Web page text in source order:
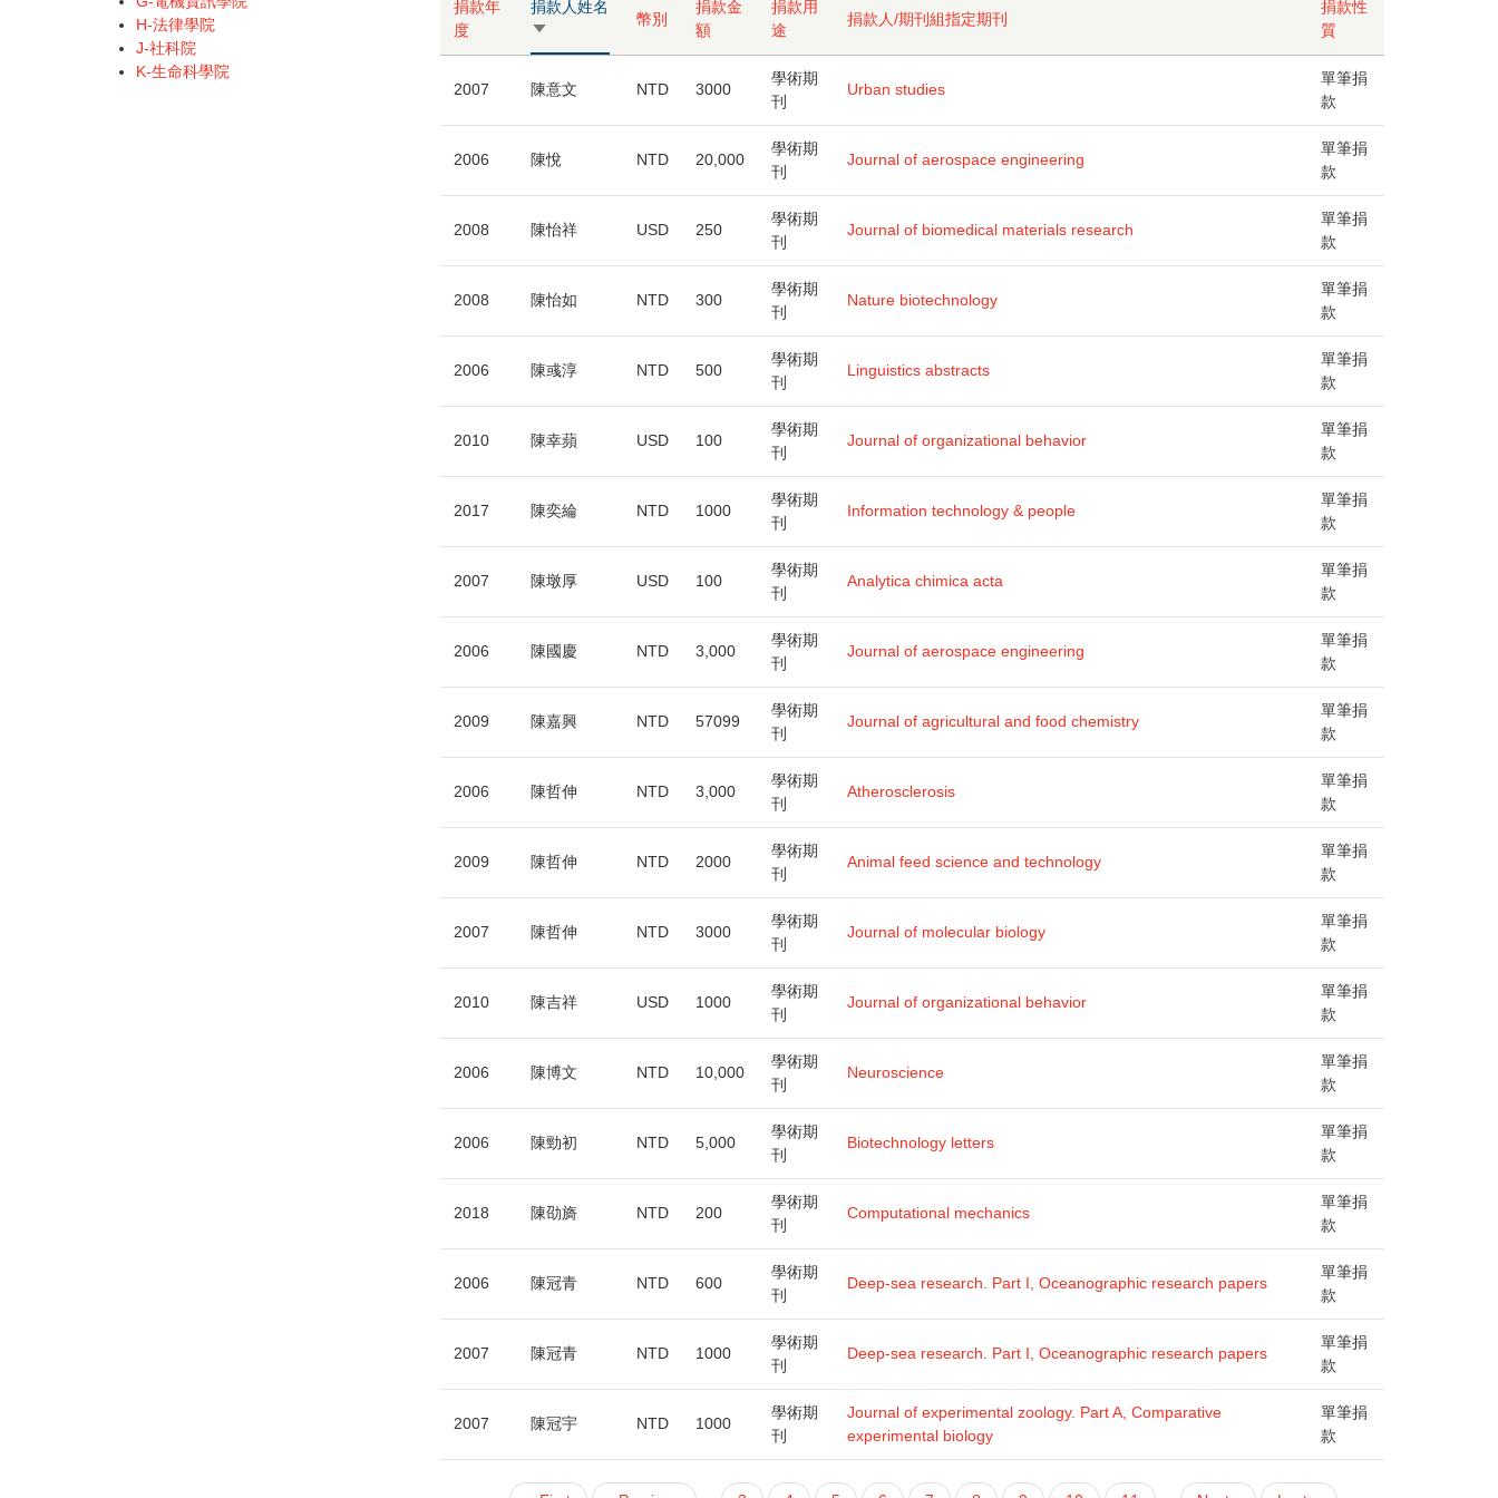
H-法律學院
J-社科院
K-生命科學院
捐款年
度
捐款人姓名
由
小
到
大
幣別
捐款金
額
捐款用
途
捐款人/期刊組指定期刊
捐款性
質
2007 陳意文 NTD 3000
學術期
刊
Urban studies
單筆捐
款
2006 陳悅 NTD 20,000
學術期
刊
Journal of aerospace engineering
單筆捐
款
2008 陳怡祥 USD 250
學術期
刊
Journal of biomedical materials research
單筆捐
款
2008 陳怡如 NTD 300
學術期
刊
Nature biotechnology
單筆捐
款
2006 陳彧淳 NTD 500
學術期
刊
Linguistics abstracts
單筆捐
款
2010 陳幸蘋 USD 100
學術期
刊
Journal of organizational behavior
單筆捐
款
2017 陳奕綸 NTD 1000
學術期
刊
Information technology & people
單筆捐
款
2007 陳墩厚 USD 100
學術期
刊
Analytica chimica acta
單筆捐
款
2006 陳國慶 NTD 3,000
學術期
刊
Journal of aerospace engineering
單筆捐
款
2009 陳嘉興 NTD 57099
學術期
刊
Journal of agricultural and food chemistry
單筆捐
款
2006 陳哲伸 NTD 3,000
學術期
刊
Atherosclerosis
單筆捐
款
2009 陳哲伸 NTD 2000
學術期
刊
Animal feed science and technology
單筆捐
款
2007 陳哲伸 NTD 3000
學術期
刊
Journal of molecular biology
單筆捐
款
2010 陳吉祥 USD 1000
學術期
刊
Journal of organizational behavior
單筆捐
款
2006 陳博文 NTD 10,000
學術期
刊
Neuroscience
單筆捐
款
2006 陳勁初 NTD 5,000
學術期
刊
Biotechnology letters
單筆捐
款
2018 陳劭旖 NTD 200
學術期
刊
Computational mechanics
單筆捐
款
2006 陳冠青 NTD 600
學術期
刊
Deep-sea research. Part I, Oceanographic research papers
單筆捐
款
2007 陳冠青 NTD 1000
學術期
刊
Deep-sea research. Part I, Oceanographic research papers
單筆捐
款
2007 陳冠宇 NTD 1000
學術期
刊
Journal of experimental zoology. Part A, Comparative
experimental biology
單筆捐
款